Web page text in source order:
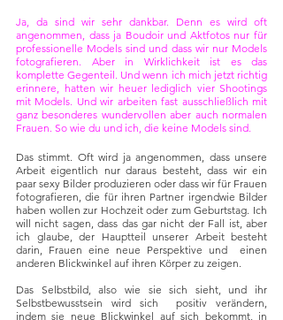
Ja, da sind wir sehr dankbar. Denn es wird oft
angenommen, dass ja Boudoir und Aktfotos nur für
professionelle Models sind und dass wir nur Models
fotografieren. Aber in Wirklichkeit ist es das
komplette Gegenteil. Und wenn ich mich jetzt richtig
erinnere, hatten wir heuer lediglich vier Shootings
mit Models. Und wir arbeiten fast ausschließlich mit
ganz besonderes wundervollen aber auch normalen
Frauen. So wie du und ich, die keine Models sind.
Das stimmt. Oft wird ja angenommen, dass unsere
Arbeit eigentlich nur daraus besteht, dass wir ein
paar sexy Bilder produzieren oder dass wir für Frauen
fotografieren, die für ihren Partner irgendwie Bilder
haben wollen zur Hochzeit oder zum Geburtstag. Ich
will nicht sagen, dass das gar nicht der Fall ist, aber
ich glaube, der Hauptteil unserer Arbeit besteht
darin, Frauen eine neue Perspektive und  einen
anderen Blickwinkel auf ihren Körper zu zeigen.
Das Selbstbild, also wie sie sich sieht, und ihr
Selbstbewusstsein wird sich  positiv verändern,
indem sie neue Blickwinkel auf sich bekommt, in